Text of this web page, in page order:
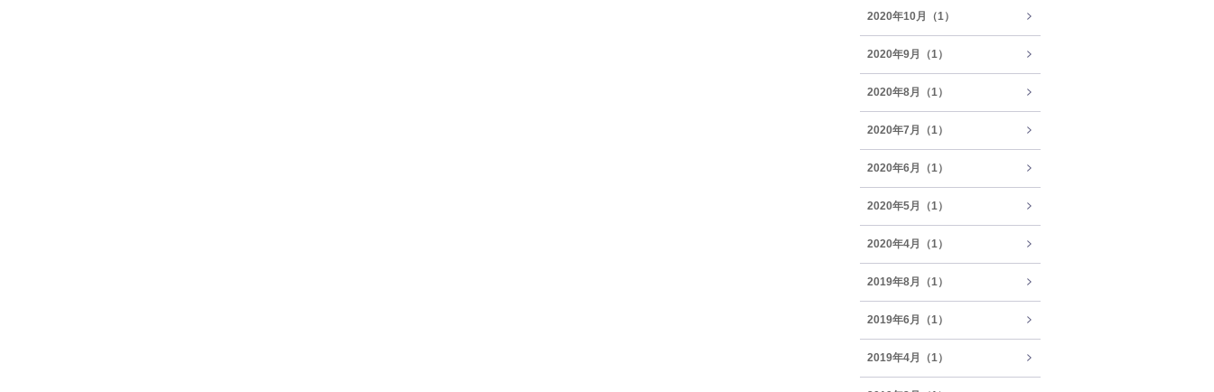
2020年10月（1）
2020年9月（1）
2020年8月（1）
2020年7月（1）
2020年6月（1）
2020年5月（1）
2020年4月（1）
2019年8月（1）
2019年6月（1）
2019年4月（1）